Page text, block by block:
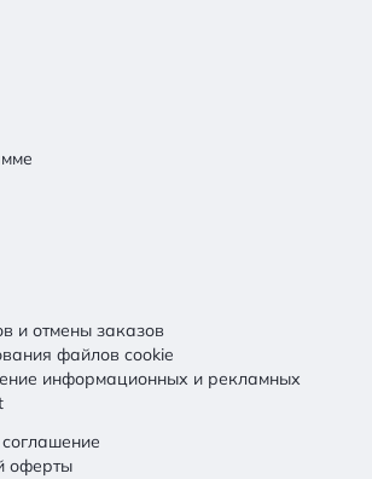
и отмены заказов
файлов cookie
информационных и рекламных
оферты